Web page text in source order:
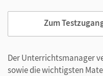
Zum
Der Unterrichtsmanager
sowie die wichtigsten